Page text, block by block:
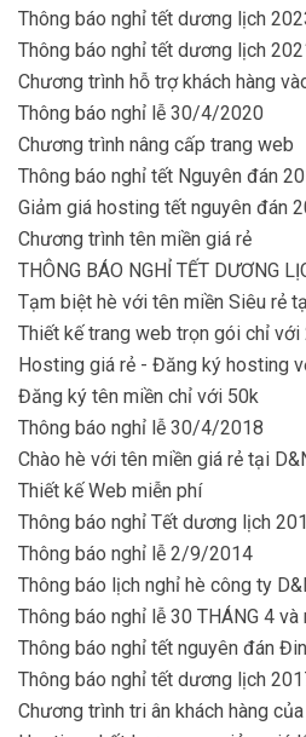
Thông báo nghỉ tết dương lịch
Thông báo nghỉ tết dương lịch
Chương trình hỗ trợ khách hàng
Thông báo nghỉ lễ 30/4/2020
Chương trình nâng cấp trang web
Thông báo nghỉ tết Nguyên đán
Giảm giá hosting tết nguyên đán
Chương trình tên miền giá rẻ
THÔNG BÁO NGHỈ TẾT DƯƠNG
Tạm biệt hè với tên miền Siêu rẻ
Thiết kế trang web trọn gói chỉ với
Hosting giá rẻ - Đăng ký hosting
Đăng ký tên miền chỉ với 50k
Thông báo nghỉ lễ 30/4/2018
Chào hè với tên miền giá rẻ tại
Thiết kế Web miễn phí
Thông báo nghỉ Tết dương lịch
Thông báo nghỉ lễ 2/9/2014
Thông báo lịch nghỉ hè công ty
Thông báo nghỉ lễ 30 THÁNG 4
Thông báo nghỉ tết nguyên đán
Thông báo nghỉ tết dương lịch
Chương trình tri ân khách hàng